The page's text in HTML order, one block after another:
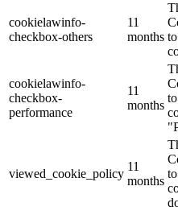
cookielawinfo-
checkbox-others
11
months
cookielawinfo-
checkbox-
performance
11
months
viewed_cookie_policy
11
months